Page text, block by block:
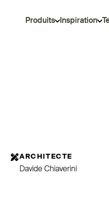
Produits Inspiration
ARCHITECTE
Davide Chiaverini